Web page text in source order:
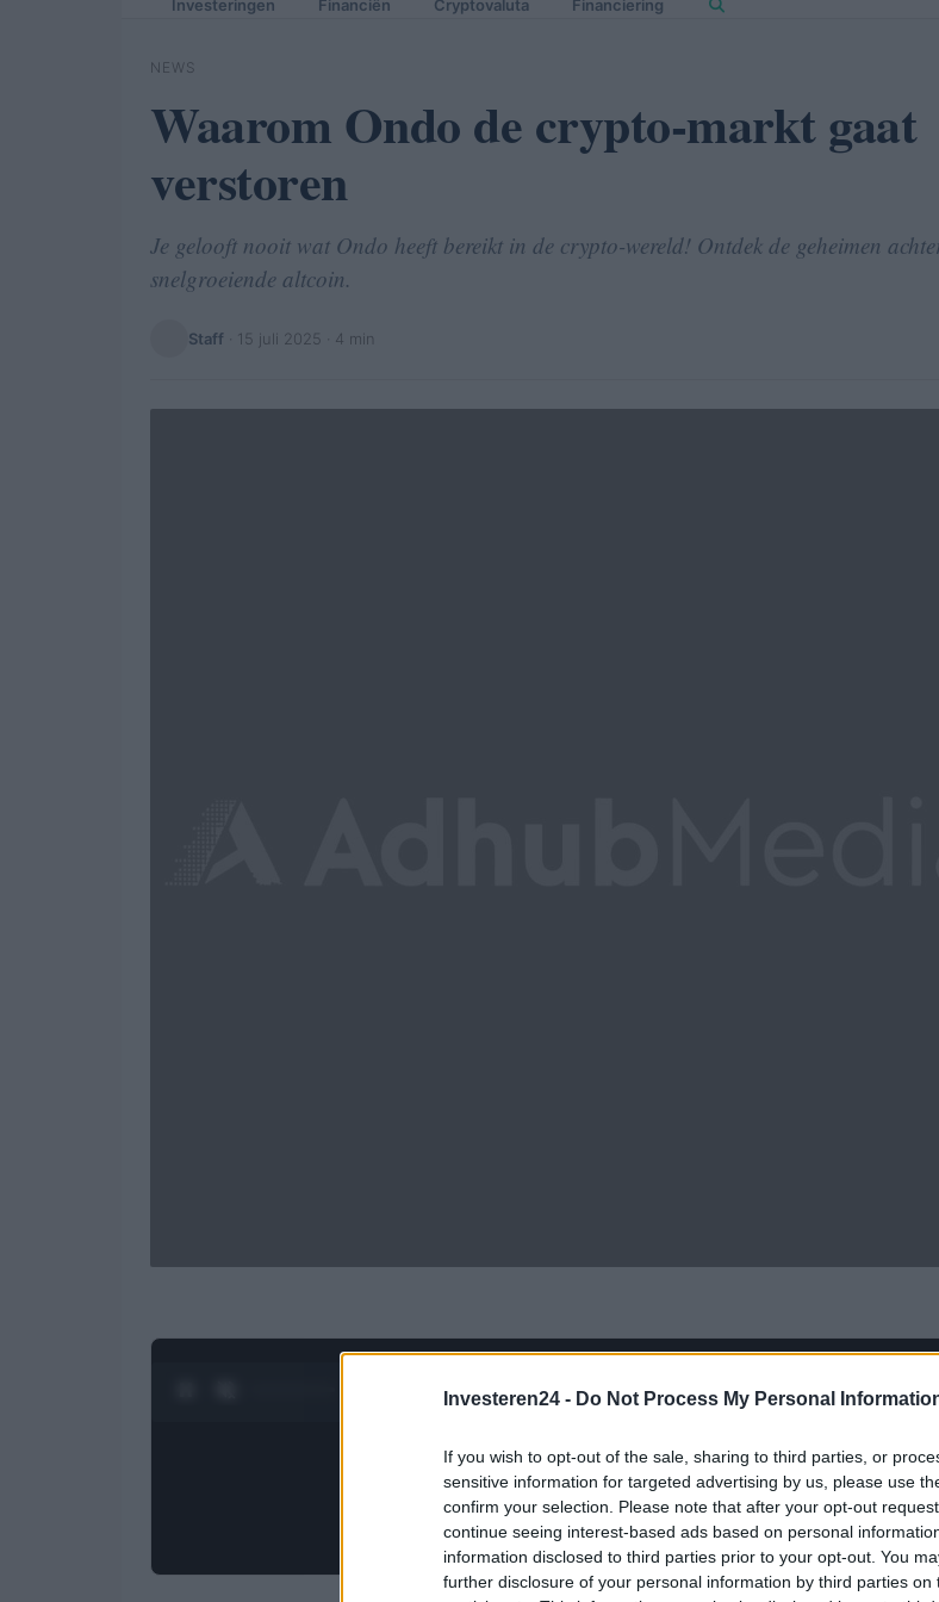
Investeren24 - Do Not Process My Personal
If you wish to opt-out of the sale, sharing to third parties, or
sensitive information for targeted advertising by us, please use
confirm your selection. Please note that after your opt-out
continue seeing interest-based ads based on personal
information disclosed to third parties prior to your opt-out. You
further disclosure of your personal information by third parties on
Investeringen Financiën Cryptovaluta Financiering
NEWS
Waarom Ondo de crypto-markt gaat
verstoren
Je gelooft nooit wat Ondo heeft bereikt in de crypto-wereld! Ontdek de geheimen
snelgroeiende altcoin.
Staff 15 juli 2025 · 4 min
1 POWERED BY Ad Media